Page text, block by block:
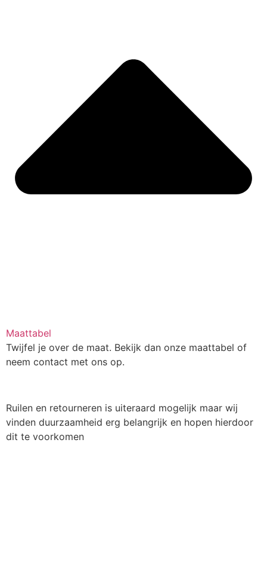
Maattabel
Twijfel je over de maat. Bekijk dan onze maattabel of
neem contact met ons op.
Ruilen en retourneren is uiteraard mogelijk maar wij
vinden duurzaamheid erg belangrijk en hopen hierdoor
dit te voorkomen